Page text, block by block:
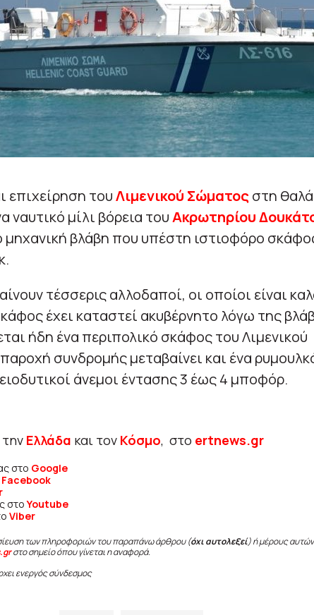
επιχείρηση τουΛιμενικού Σώματοςστη
ναυτικό μίλι βόρεια τουΑκρωτηρίου
μηχανική βλάβη που υπέστη ιστιοφόρο
τέσσερις αλλοδαποί, οι οποίοι είναι
έχει καταστεί ακυβέρνητο λόγω της
ήδη ένα περιπολικό σκάφος του Λιμενικού
συνδρομής μεταβαίνει και ένα
άνεμοι έντασης 3 έως 4 μποφόρ.
Ελλάδα και τον Κόσμο, στο ertnews.gr
στο Google
Facebook
στοYoutube
Viber
των πληροφοριών του παραπάνω άρθρου (όχι αυτολεξεί) ή μέρους
στο σημείο όπου γίνεται η αναφορά.
ενεργός σύνδεσμος